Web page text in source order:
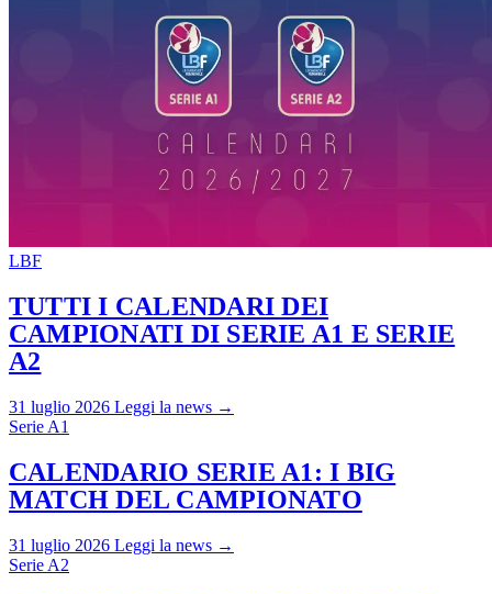
LBF
TUTTI I CALENDARI DEI
CAMPIONATI DI SERIE A1 E SERIE
A2
31 luglio 2026 Leggi la news →
Serie A1
CALENDARIO SERIE A1: I BIG
MATCH DEL CAMPIONATO
31 luglio 2026 Leggi la news →
Serie A2